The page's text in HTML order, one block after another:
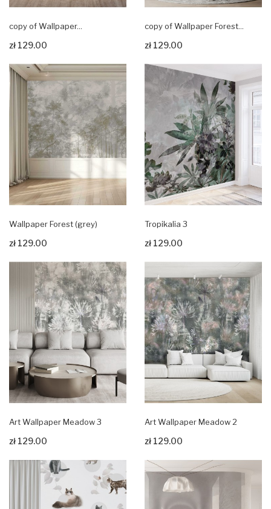
copy of Wallpaper...
zł 129.00
Zobacz produkt
copy of Wallpaper Forest...
zł 129.00
Zobacz produkt
Wallpaper Forest (grey)
zł 129.00
Zobacz produkt
Tropikalia 3
zł 129.00
Zobacz produkt
Art Wallpaper Meadow 3
zł 129.00
Zobacz produkt
Art Wallpaper Meadow 2
zł 129.00
Zobacz produkt